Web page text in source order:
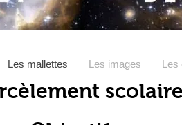
scolai
Les mallettes Les images Les